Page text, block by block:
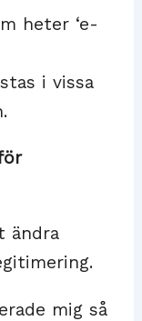
heter ‘e-
i vissa
ändra
mig så